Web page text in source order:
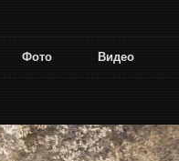
Фото Видео